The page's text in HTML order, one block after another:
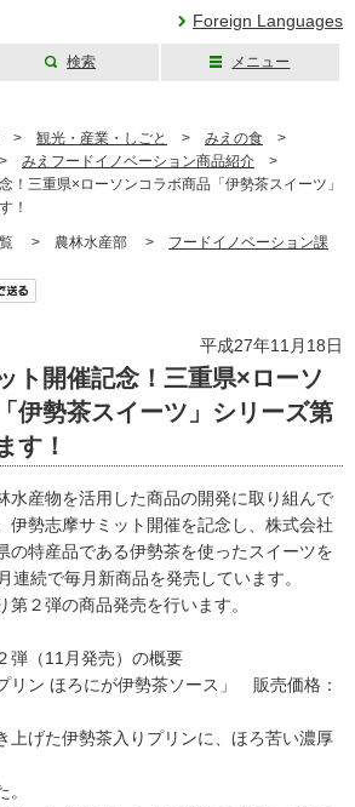
Foreign Languages
検索 メニュー
> 観光・産業・しごと > みえの食 >
みえフードイノベーション商品紹介 >
！三重県×ローソンコラボ商品「伊勢茶スイーツ」
！
覧 > 農林水産部 > フードイノベーション課
平成27年11月18日
ト開催記念！三重県×ローソ
伊勢茶スイーツ」シリーズ第
す！
産物を活用した商品の開発に取り組んで
伊勢志摩サミット開催を記念し、株式会社
の特産品である伊勢茶を使ったスイーツを
連続で毎月新商品を発売しています。
２弾の商品発売を行います。
弾（11月発売）の概要
リン ほろにが伊勢茶ソース」 販売価格：
げた伊勢茶入りプリンに、ほろ苦い濃厚